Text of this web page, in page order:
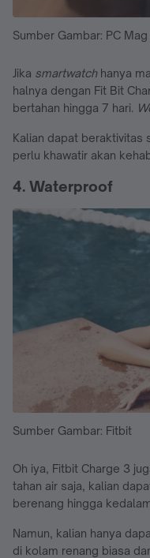
Sumber Gambar: PC Mag
Jika smartwatch hanya
halnya dengan Fit Bit
bertahan hingga 7 hari.
Kalian dapat beraktivitas
perlu khawatir akan
4. Waterproof
Sumber Gambar: Fitbit
Oh iya, Fitbit Charge 3
tahan air saja, kalian
berenang hingga
Namun, kalian hanya
di kolam renang biasa